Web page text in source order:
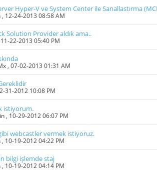
Hyper-V ve System Center ile Sanallastırma
, 12-24-2013 08:58 AM
Solution Provider aldık ama..
11-22-2013 05:40 PM
, 07-02-2013 01:31 AM
31-2012 10:08 PM
istiyorum.
, 10-29-2012 06:07 PM
webcastler vermek istiyoruz.
, 10-19-2012 04:22 PM
bilgi işlemde staj
, 10-19-2012 04:14 PM